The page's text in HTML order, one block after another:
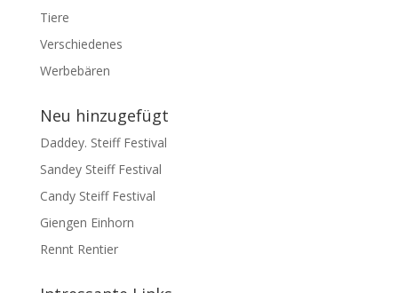
Tiere
Verschiedenes
Werbebären
Neu hinzugefügt
Daddey. Steiff Festival
Sandey Steiff Festival
Candy Steiff Festival
Giengen Einhorn
Rennt Rentier